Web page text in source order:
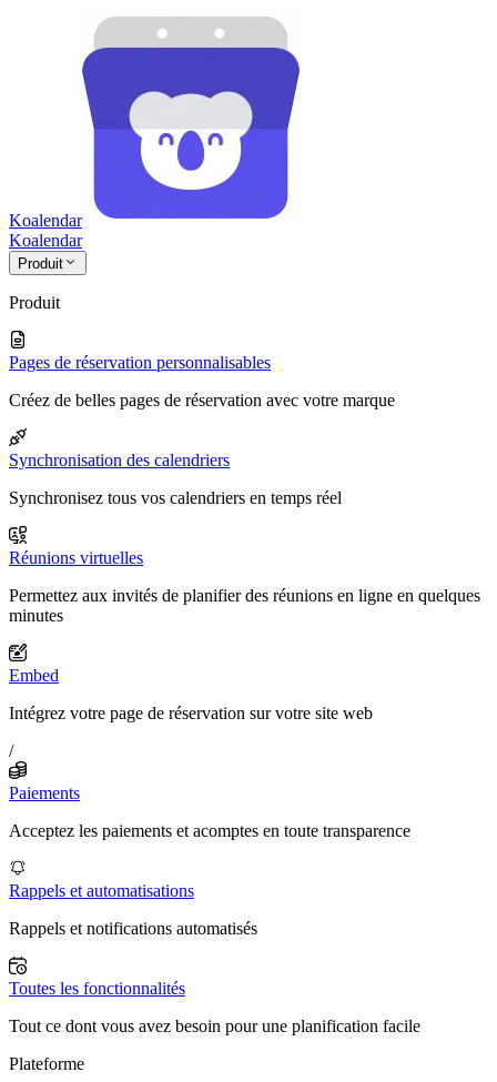
Koalendar
Koalendar
Produit
Produit
Pages de réservation personnalisables
Créez de belles pages de réservation avec votre marque
Synchronisation des calendriers
Synchronisez tous vos calendriers en temps réel
Réunions virtuelles
Permettez aux invités de planifier des réunions en ligne en quelques
minutes
Embed
Intégrez votre page de réservation sur votre site web
/
Paiements
Acceptez les paiements et acomptes en toute transparence
Rappels et automatisations
Rappels et notifications automatisés
Toutes les fonctionnalités
Tout ce dont vous avez besoin pour une planification facile
Plateforme